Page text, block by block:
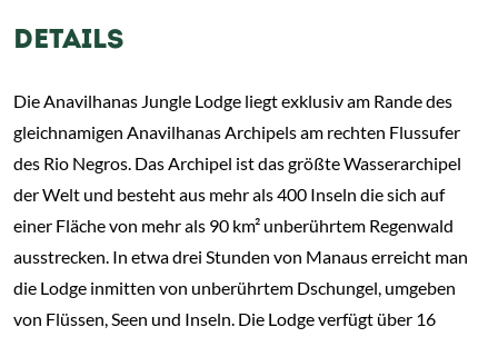
DETAILS
Die Anavilhanas Jungle Lodge liegt exklusiv am Rande des
gleichnamigen Anavilhanas Archipels am rechten Flussufer
des Rio Negros. Das Archipel ist das größte Wasserarchipel
der Welt und besteht aus mehr als 400 Inseln die sich auf
einer Fläche von mehr als 90 km² unberührtem Regenwald
ausstrecken. In etwa drei Stunden von Manaus erreicht man
die Lodge inmitten von unberührtem Dschungel, umgeben
von Flüssen, Seen und Inseln. Die Lodge verfügt über 16